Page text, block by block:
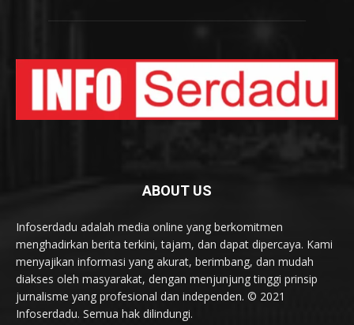
ABOUT US
Infoserdadu adalah media online yang berkomitmen
menghadirkan berita terkini, tajam, dan dapat dipercaya. Kami
menyajikan informasi yang akurat, berimbang, dan mudah
diakses oleh masyarakat, dengan menjunjung tinggi prinsip
jurnalisme yang profesional dan independen. © 2021
Infoserdadu. Semua hak dilindungi.